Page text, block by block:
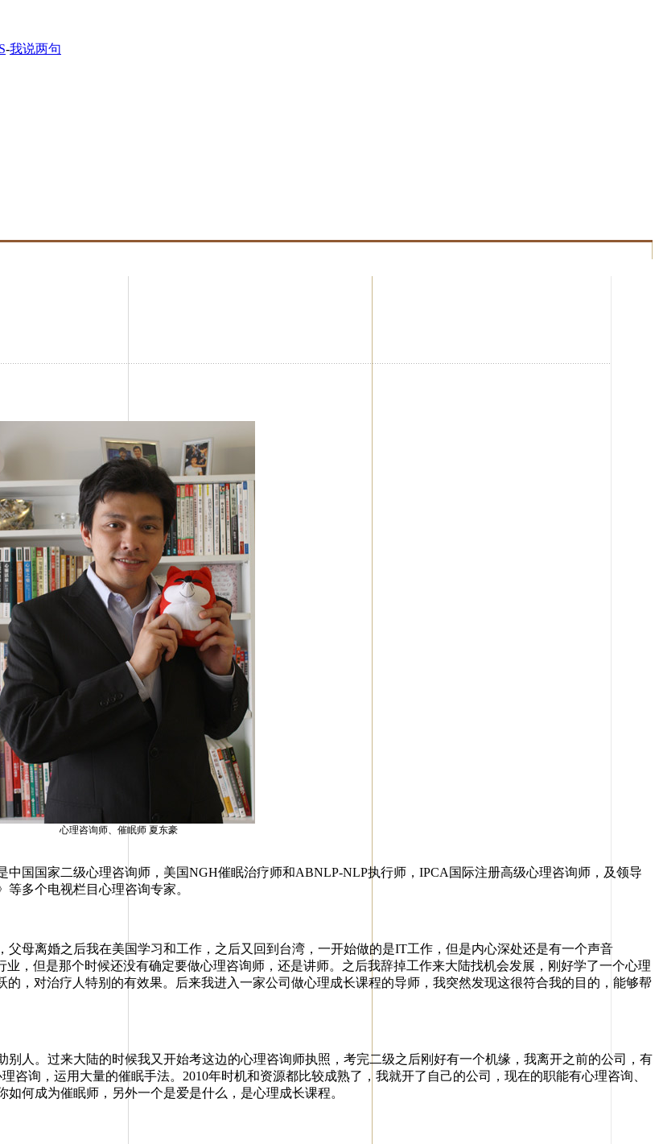
-我说两句
心理咨询师、催眠师 夏东豪
国国家二级心理咨询师，美国NGH催眠治疗师和ABNLP-NLP执行师，IPCA国际注册高级心理咨询师，及领导
多个电视栏目心理咨询专家。
离婚之后我在美国学习和工作，之后又回到台湾，一开始做的是IT工作，但是内心深处还是有一个声音
，但是那个时候还没有确定要做心理咨询师，还是讲师。之后我辞掉工作来大陆找机会发展，刚好学了一个心理
，对治疗人特别的有效果。后来我进入一家公司做心理成长课程的导师，我突然发现这很符合我的目的，能够帮
。过来大陆的时候我又开始考这边的心理咨询师执照，考完二级之后刚好有一个机缘，我离开之前的公司，有
咨询，运用大量的催眠手法。2010年时机和资源都比较成熟了，我就开了自己的公司，现在的职能有心理咨询、
何成为催眠师，另外一个是爱是什么，是心理成长课程。